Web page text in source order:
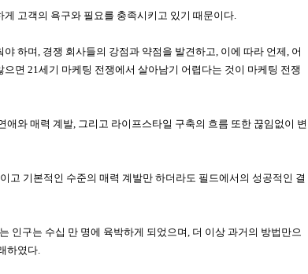
고객의 욕구와 필요를 충족시키고 있기 때문이다.
하며, 경쟁 회사들의 강점과 약점을 발견하고, 이에 따라 언제, 어
면 21세기 마케팅 전쟁에서 살아남기 어렵다는 것이 마케팅 전쟁
애와 매력 계발, 그리고 라이프스타일 구축의 흐름 또한 끊임없이 변
고 기본적인 수준의 매력 계발만 하더라도 필드에서의 성공적인 결
인구는 수십 만 명에 육박하게 되었으며, 더 이상 과거의 방법만으
하였다.